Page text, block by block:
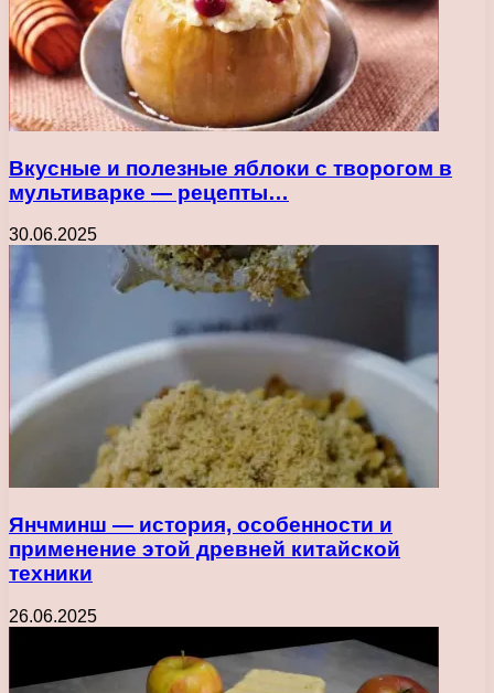
Вкусные и полезные яблоки с творогом в
мультиварке — рецепты…
30.06.2025
Янчминш — история, особенности и
применение этой древней китайской
техники
26.06.2025